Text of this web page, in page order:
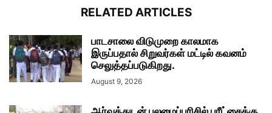
RELATED ARTICLES
பாடசாலை விடுமுறை காலமாக
இருப்பதால் சிறுவர்கள் மட்டில் கவனம்
செலுத்தப்படுகிறது.
August 9, 2026